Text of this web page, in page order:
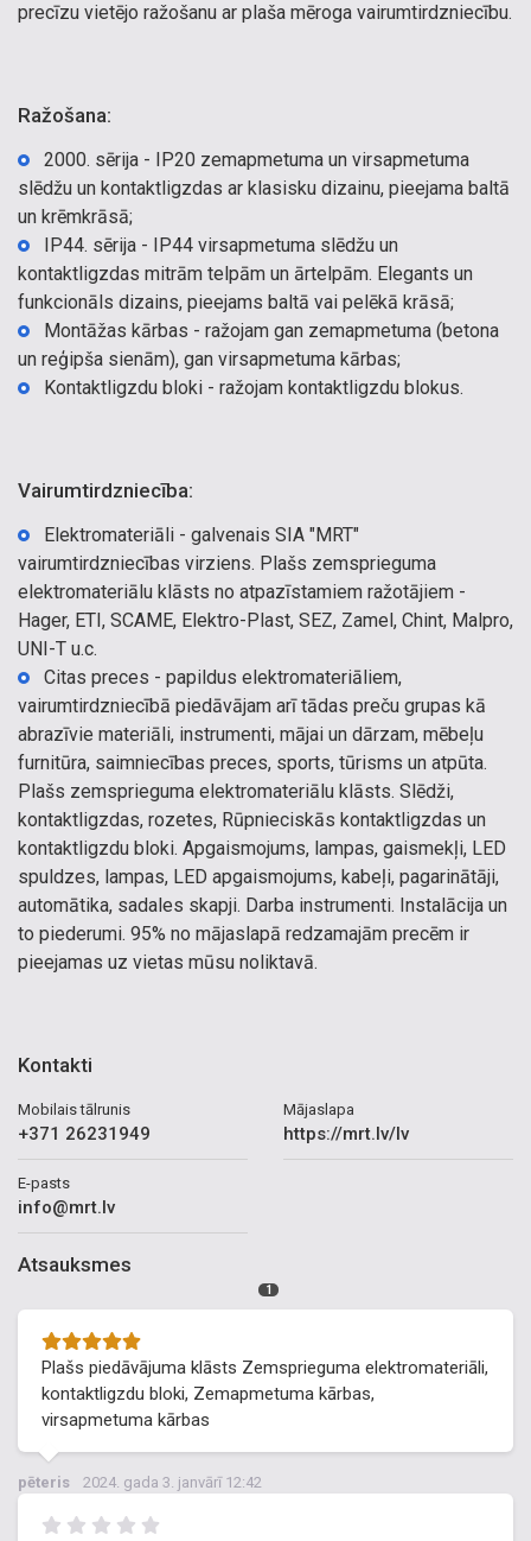
precīzu vietējo ražošanu ar plaša mēroga vairumtirdzniecību.
Ražošana:
2000. sērija - IP20 zemapmetuma un virsapmetuma
slēdžu un kontaktligzdas ar klasisku dizainu, pieejama baltā
un krēmkrāsā;
IP44. sērija - IP44 virsapmetuma slēdžu un
kontaktligzdas mitrām telpām un ārtelpām. Elegants un
funkcionāls dizains, pieejams baltā vai pelēkā krāsā;
Montāžas kārbas - ražojam gan zemapmetuma (betona
un reģipša sienām), gan virsapmetuma kārbas;
Kontaktligzdu bloki - ražojam kontaktligzdu blokus.
Vairumtirdzniecība:
Elektromateriāli - galvenais SIA "MRT"
vairumtirdzniecības virziens. Plašs zemsprieguma
elektromateriālu klāsts no atpazīstamiem ražotājiem -
Hager, ETI, SCAME, Elektro-Plast, SEZ, Zamel, Chint, Malpro,
UNI-T u.c.
Citas preces - papildus elektromateriāliem,
vairumtirdzniecībā piedāvājam arī tādas preču grupas kā
abrazīvie materiāli, instrumenti, mājai un dārzam, mēbeļu
furnitūra, saimniecības preces, sports, tūrisms un atpūta.
Plašs zemsprieguma elektromateriālu klāsts. Slēdži,
kontaktligzdas, rozetes, Rūpnieciskās kontaktligzdas un
kontaktligzdu bloki. Apgaismojums, lampas, gaismekļi, LED
spuldzes, lampas, LED apgaismojums, kabeļi, pagarinātāji,
automātika, sadales skapji. Darba instrumenti. Instalācija un
to piederumi. 95% no mājaslapā redzamajām precēm ir
pieejamas uz vietas mūsu noliktavā.
Kontakti
Mobilais tālrunis
+371 26231949
E-pasts
info@mrt.lv
Mājaslapa
https://mrt.lv/lv
Atsauksmes
1
Plašs piedāvājuma klāsts Zemsprieguma elektromateriāli,
kontaktligzdu bloki, Zemapmetuma kārbas,
virsapmetuma kārbas
pēteris 2024. gada 3. janvārī 12:42